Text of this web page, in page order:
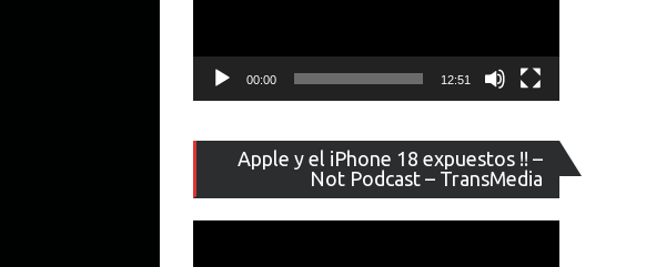
00:00 12:51
Apple y el iPhone 18 expuestos !! –
Not Podcast – TransMedia
de
vídeo